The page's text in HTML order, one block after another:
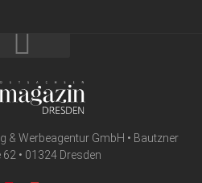
& Werbeagentur GmbH • Bautzner
• 01324 Dresden